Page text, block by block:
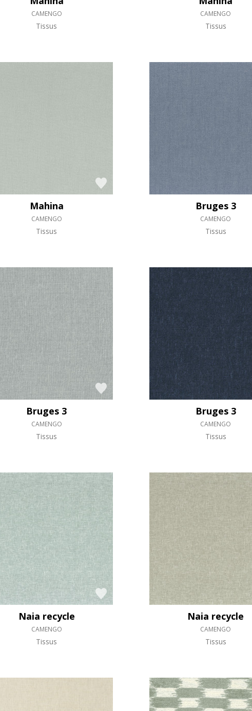
CAMENGO
Tissus
CAMENGO
Tissus
Mahina
CAMENGO
Tissus
Bruges 3
CAMENGO
Tissus
Bruges 3
CAMENGO
Tissus
Bruges 3
CAMENGO
Tissus
Naia recycle
CAMENGO
Tissus
Naia recycle
CAMENGO
Tissus